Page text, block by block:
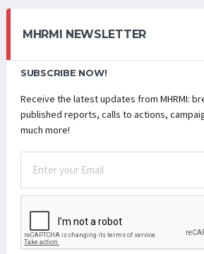
MHRMI NEWSLETTER
SUBSCRIBE NOW!
Receive the latest updates from MHRMI:
published reports, calls to actions,
much more!